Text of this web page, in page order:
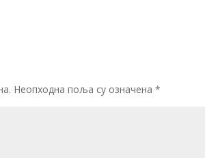
Неопходна поља су означена*